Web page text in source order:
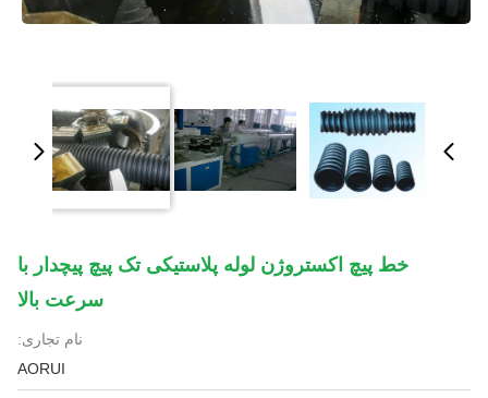
خط پیچ اکستروژن لوله پلاستیکی تک پیچ پیچدار با
سرعت بالا
نام تجاری:
AORUI